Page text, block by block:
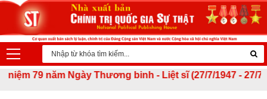
79 năm Ngày Thương binh - Liệt sĩ (27/7/1947 - 27/7/